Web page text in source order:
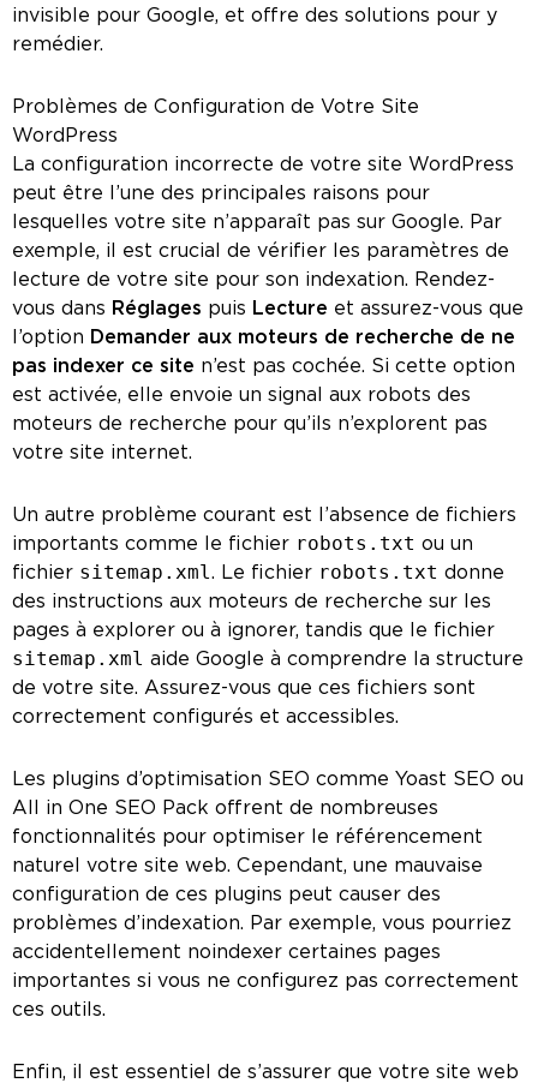
invisible pour Google, et offre des solutions pour y
remédier.
Problèmes de Configuration de Votre Site
WordPress
La configuration incorrecte de votre site WordPress
peut être l’une des principales raisons pour
lesquelles votre site n’apparaît pas sur Google. Par
exemple, il est crucial de vérifier les paramètres de
lecture de votre site pour son indexation. Rendez-
vous dans Réglages puis Lecture et assurez-vous que
l’option Demander aux moteurs de recherche de ne
pas indexer ce site n’est pas cochée. Si cette option
est activée, elle envoie un signal aux robots des
moteurs de recherche pour qu’ils n’explorent pas
votre site internet.
Un autre problème courant est l’absence de fichiers
importants comme le fichier robots.txt ou un
fichier sitemap.xml. Le fichier robots.txt donne
des instructions aux moteurs de recherche sur les
pages à explorer ou à ignorer, tandis que le fichier
sitemap.xml aide Google à comprendre la structure
de votre site. Assurez-vous que ces fichiers sont
correctement configurés et accessibles.
Les plugins d’optimisation SEO comme Yoast SEO ou
All in One SEO Pack offrent de nombreuses
fonctionnalités pour optimiser le référencement
naturel votre site web. Cependant, une mauvaise
configuration de ces plugins peut causer des
problèmes d’indexation. Par exemple, vous pourriez
accidentellement noindexer certaines pages
importantes si vous ne configurez pas correctement
ces outils.
Enfin, il est essentiel de s’assurer que votre site web